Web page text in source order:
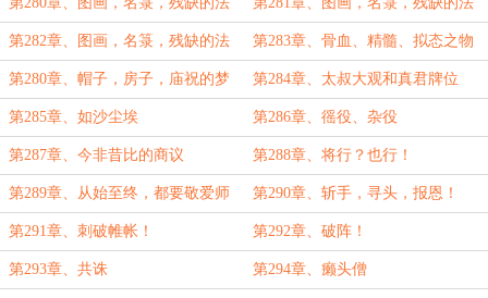
旨（上） 旨（中）
第282章、图画，名箓，残缺的法
旨（下）
第283章、骨血、精髓、拟态之物
第280章、帽子，房子，庙祝的梦 第284章、太叔大观和真君牌位
第285章、如沙尘埃 第286章、徭役、杂役
第287章、今非昔比的商议 第288章、将行？也行！
第289章、从始至终，都要敬爱师
祖！
第290章、斩手，寻头，报恩！
第291章、刺破帷帐！ 第292章、破阵！
第293章、共诛 第294章、癞头僧